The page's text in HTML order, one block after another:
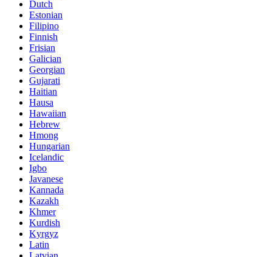
Dutch
Estonian
Filipino
Finnish
Frisian
Galician
Georgian
Gujarati
Haitian
Hausa
Hawaiian
Hebrew
Hmong
Hungarian
Icelandic
Igbo
Javanese
Kannada
Kazakh
Khmer
Kurdish
Kyrgyz
Latin